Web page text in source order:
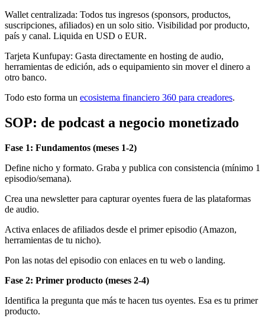
Wallet centralizada: Todos tus ingresos (sponsors, productos,
suscripciones, afiliados) en un solo sitio. Visibilidad por producto,
país y canal. Liquida en USD o EUR.
Tarjeta Kunfupay: Gasta directamente en hosting de audio,
herramientas de edición, ads o equipamiento sin mover el dinero a
otro banco.
Todo esto forma un ecosistema financiero 360 para creadores.
SOP: de podcast a negocio monetizado
Fase 1: Fundamentos (meses 1-2)
Define nicho y formato. Graba y publica con consistencia (mínimo 1
episodio/semana).
Crea una newsletter para capturar oyentes fuera de las plataformas
de audio.
Activa enlaces de afiliados desde el primer episodio (Amazon,
herramientas de tu nicho).
Pon las notas del episodio con enlaces en tu web o landing.
Fase 2: Primer producto (meses 2-4)
Identifica la pregunta que más te hacen tus oyentes. Esa es tu primer
producto.